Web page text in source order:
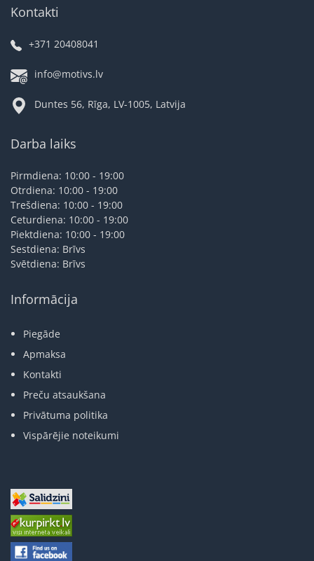
Kontakti
+371 20408041
info@motivs.lv
Duntes 56, Rīga, LV-1005, Latvija
Darba laiks
Pirmdiena: 10:00 - 19:00
Otrdiena: 10:00 - 19:00
Trešdiena: 10:00 - 19:00
Ceturdiena: 10:00 - 19:00
Piektdiena: 10:00 - 19:00
Sestdiena: Brīvs
Svētdiena: Brīvs
Informācija
Piegāde
Apmaksa
Kontakti
Preču atsaukšana
Privātuma politika
Vispārējie noteikumi